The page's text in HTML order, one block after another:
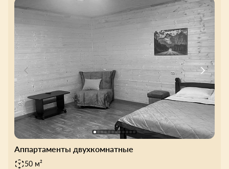
Аппартаменты двухкомнатные
50 м²